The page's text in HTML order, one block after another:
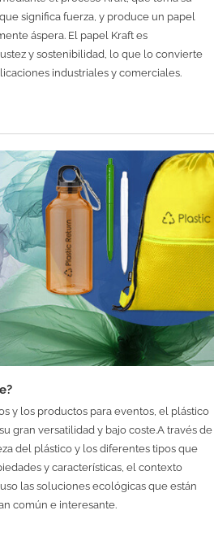
significa fuerza, y produce un papel
áspera. El papel Kraft es
y sostenibilidad, lo que lo convierte
industriales y comerciales.
y los productos para eventos, el plástico
gran versatilidad y bajo coste.A través de
del plástico y los diferentes tipos que
y características, el contexto
las soluciones ecológicas que están
común e interesante.